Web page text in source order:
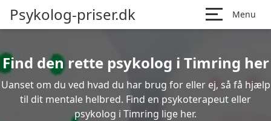
Psykolog-priser.dk Menu
Find den rette psykolog i Timring her
Uanset om du ved hvad du har brug for eller ej, så få hjælp
til dit mentale helbred. Find en psykoterapeut eller
psykolog i Timring lige her.